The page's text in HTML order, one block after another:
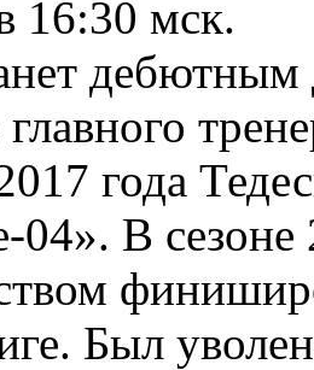
16:30 мск.
главного
года
04». В сезоне
Был